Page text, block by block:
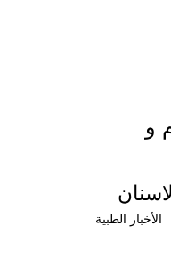
و
الأخبار الطبية